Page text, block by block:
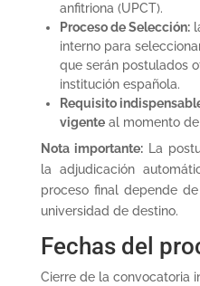
anfitriona (UPCT).
Proceso de Selección:
interno para
que serán postulados
institución española.
Requisito
vigenteal momento
Nota importante: La
la adjudicación
proceso final depende
universidad de destino.
Fechas del
Cierre de la convocatoria